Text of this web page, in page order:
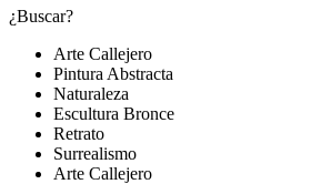
¿Buscar?
Arte Callejero
Pintura Abstracta
Naturaleza
Escultura Bronce
Retrato
Surrealismo
Arte Callejero